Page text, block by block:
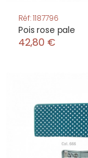
Réf: 1187796
Pois rose pale
42,80 €